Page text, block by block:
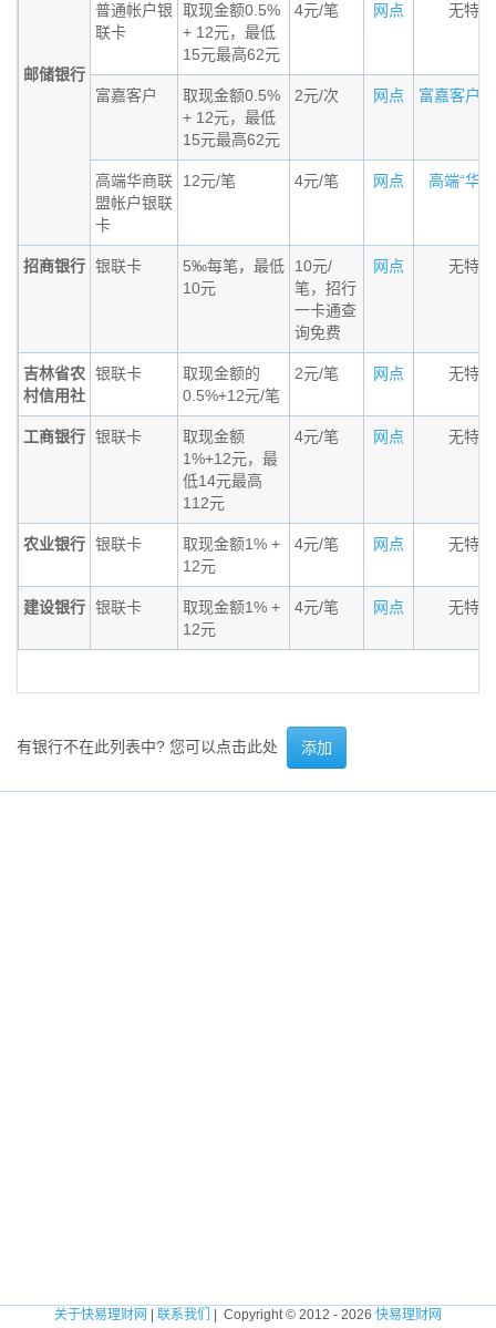
邮储银行
普通帐户银
联卡
取现金额0.5%
+ 12元，最低
15元最高62元
4元/笔 网点 无特
富嘉客户
取现金额0.5%
+ 12元，最低
15元最高62元
2元/次 网点 富嘉客户
高端华商联
盟帐户银联
卡
12元/笔 4元/笔 网点 高端“华
招商银行 银联卡
5‰每笔，最低
10元
10元/
笔，招行
一卡通查
询免费
网点 无特
吉林省农
村信用社
银联卡
取现金额的
0.5%+12元/笔
2元/笔 网点 无特
工商银行 银联卡
取现金额
1%+12元，最
低14元最高
112元
4元/笔 网点 无特
农业银行 银联卡
取现金额1% +
12元
4元/笔 网点 无特
建设银行 银联卡
取现金额1% +
12元
4元/笔 网点 无特
有银行不在此列表中? 您可以点击此处 添加
关于快易理财网 联系我们 | Copyright © 2012 - 2026 快易理财网